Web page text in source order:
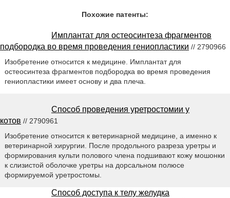
Похожие патенты:
Имплантат для остеосинтеза фрагментов
подбородка во время проведения гениопластики // 2790966
Изобретение относится к медицине. Имплантат для
остеосинтеза фрагментов подбородка во время проведения
гениопластики имеет основу и два плеча.
Способ проведения уретростомии у
котов // 2790961
Изобретение относится к ветеринарной медицине, а именно к
ветеринарной хирургии. После продольного разреза уретры и
формирования культи полового члена подшивают кожу мошонки
к слизистой оболочке уретры на дорсальном полюсе
формируемой уретростомы.
Способ доступа к телу желудка